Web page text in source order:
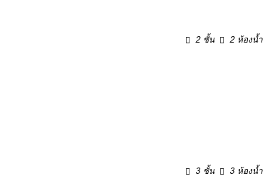
2 ชั้น 2 ห้องน้ำ
3 ชั้น 3 ห้องน้ำ